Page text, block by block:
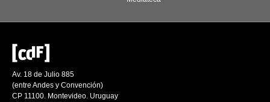
Av. 18 de Julio 885
(entre Andes y Convención)
CP 11100. Montevideo. Uruguay